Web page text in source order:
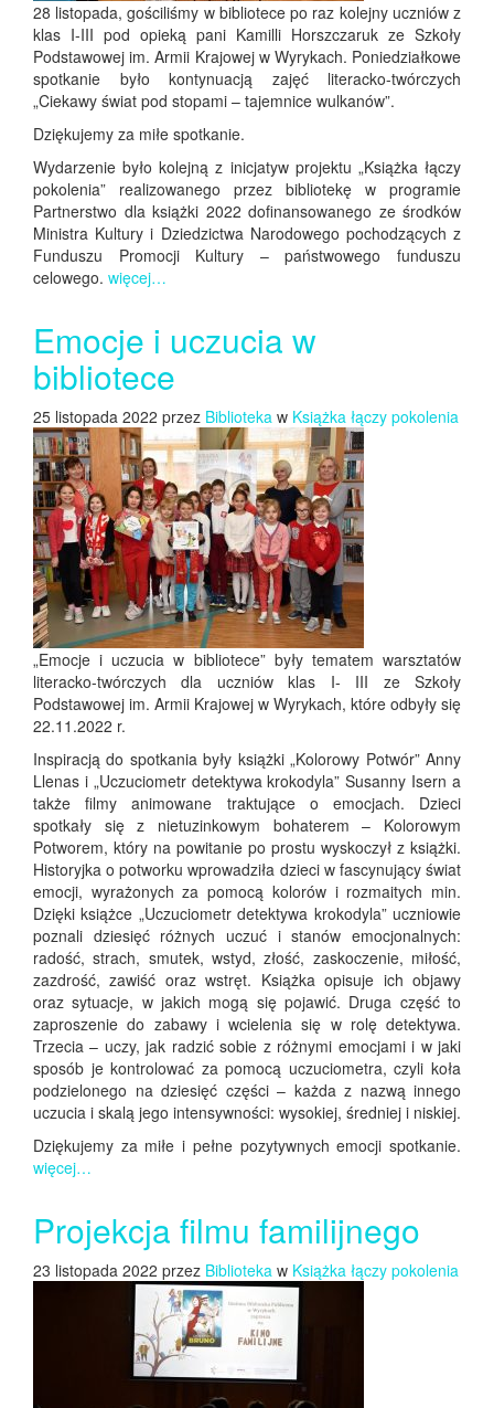
28 listopada, gościliśmy w bibliotece po raz kolejny uczniów z
klas I-III pod opieką pani Kamilli Horszczaruk ze Szkoły
Podstawowej im. Armii Krajowej w Wyrykach. Poniedziałkowe
spotkanie było kontynuacją zajęć literacko-twórczych
„Ciekawy świat pod stopami – tajemnice wulkanów”.
Dziękujemy za miłe spotkanie.
Wydarzenie było kolejną z inicjatyw projektu „Książka łączy
pokolenia” realizowanego przez bibliotekę w programie
Partnerstwo dla książki 2022 dofinansowanego ze środków
Ministra Kultury i Dziedzictwa Narodowego pochodzących z
Funduszu Promocji Kultury – państwowego funduszu
celowego. więcej…
Emocje i uczucia w
bibliotece
25 listopada 2022 przez Biblioteka w Książka łączy pokolenia
„Emocje i uczucia w bibliotece” były tematem warsztatów
literacko-twórczych dla uczniów klas I- III ze Szkoły
Podstawowej im. Armii Krajowej w Wyrykach, które odbyły się
22.11.2022 r.
Inspiracją do spotkania były książki „Kolorowy Potwór” Anny
Llenas i „Uczuciometr detektywa krokodyla” Susanny Isern a
także filmy animowane traktujące o emocjach. Dzieci
spotkały się z nietuzinkowym bohaterem – Kolorowym
Potworem, który na powitanie po prostu wyskoczył z książki.
Historyjka o potworku wprowadziła dzieci w fascynujący świat
emocji, wyrażonych za pomocą kolorów i rozmaitych min.
Dzięki książce „Uczuciometr detektywa krokodyla” uczniowie
poznali dziesięć różnych uczuć i stanów emocjonalnych:
radość, strach, smutek, wstyd, złość, zaskoczenie, miłość,
zazdrość, zawiść oraz wstręt. Książka opisuje ich objawy
oraz sytuacje, w jakich mogą się pojawić. Druga część to
zaproszenie do zabawy i wcielenia się w rolę detektywa.
Trzecia – uczy, jak radzić sobie z różnymi emocjami i w jaki
sposób je kontrolować za pomocą uczuciometra, czyli koła
podzielonego na dziesięć części – każda z nazwą innego
uczucia i skalą jego intensywności: wysokiej, średniej i niskiej.
Dziękujemy za miłe i pełne pozytywnych emocji spotkanie.
więcej…
Projekcja filmu familijnego
23 listopada 2022 przez Biblioteka w Książka łączy pokolenia